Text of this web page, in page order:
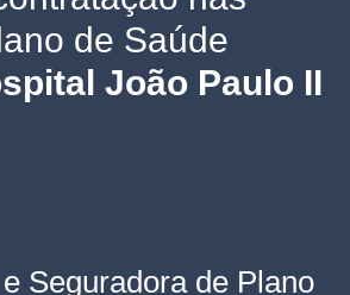
de Saúde
João Paulo II
Seguradora de Plano